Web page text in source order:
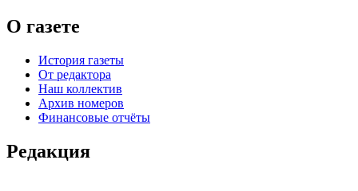
О газете
История газеты
От редактора
Наш коллектив
Архив номеров
Финансовые отчёты
Редакция